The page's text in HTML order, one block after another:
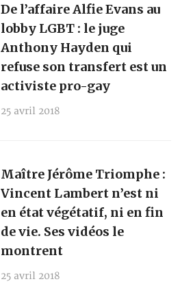
De l’affaire Alfie Evans au
lobby LGBT : le juge
Anthony Hayden qui
refuse son transfert est un
activiste pro-gay
25 avril 2018
Maître Jérôme Triomphe :
Vincent Lambert n’est ni
en état végétatif, ni en fin
de vie. Ses vidéos le
montrent
25 avril 2018